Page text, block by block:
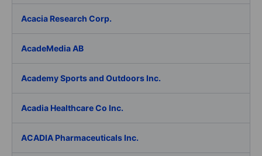
Acacia Research Corp.
AcadeMedia AB
Academy Sports and Outdoors Inc.
Acadia Healthcare Co Inc.
ACADIA Pharmaceuticals Inc.